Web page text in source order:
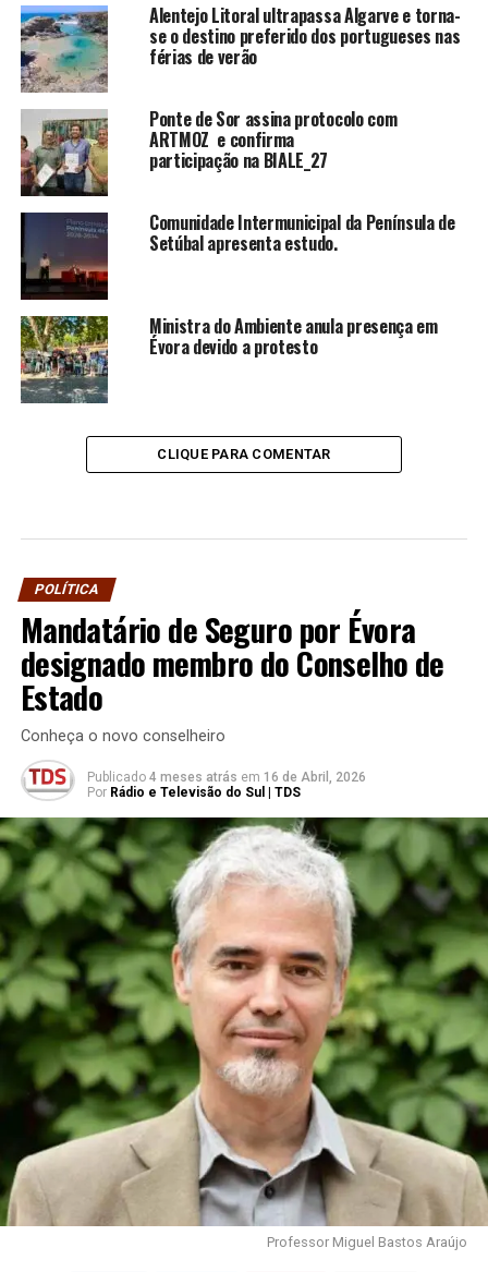
Alentejo Litoral ultrapassa Algarve e torna-
se o destino preferido dos portugueses nas
férias de verão
Ponte de Sor assina protocolo com
ARTMOZ e confirma
participação na BIALE_27
Comunidade Intermunicipal da Península de
Setúbal apresenta estudo.
Ministra do Ambiente anula presença em
Évora devido a protesto
CLIQUE PARA COMENTAR
POLÍTICA
Mandatário de Seguro por Évora
designado membro do Conselho de
Estado
Conheça o novo conselheiro
Publicado 4 meses atrás em 16 de Abril, 2026
Por Rádio e Televisão do Sul | TDS
Professor Miguel Bastos Araújo